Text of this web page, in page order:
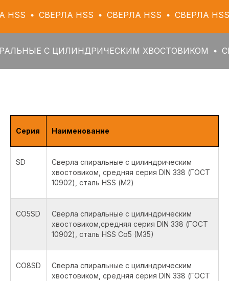
СВЕРЛА HSS СВЕРЛА HSS СВЕРЛА HSS
С ЦИЛИНДРИЧЕСКИМ ХВОСТОВИКОМ СВЕРЛА
Серия Наименование
SD
Сверла спиральные с цилиндрическим
хвостовиком, средняя серия DIN 338 (ГОСТ
10902), сталь HSS (М2)
CO5SD
Сверла спиральные с цилиндрическим
хвостовиком,средняя серия DIN 338 (ГОСТ
10902), сталь HSS Co5 (M35)
CO8SD
Сверла спиральные с цилиндрическим
хвостовиком, средняя серия DIN 338 (ГОСТ